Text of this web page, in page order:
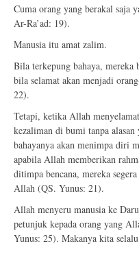
Cuma orang yang berakal saja
Ar-Ra’ad: 19).
Manusia itu amat zalim.
Bila terkepung bahaya, mereka
bila selamat akan menjadi
22).
Tetapi, ketika Allah
kezaliman di bumi tanpa
bahayanya akan menimpa diri
apabila Allah memberikan
ditimpa bencana, mereka
Allah (QS. Yunus: 21).
Allah menyeru manusia ke
petunjuk kepada orang yang
Yunus: 25). Makanya kita